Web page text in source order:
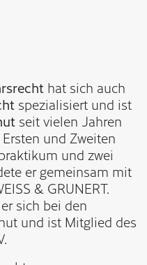
hat sich auch
spezialisiert und ist
seit vielen Jahren
und Zweiten
und zwei
er gemeinsam mit
& GRUNERT.
sich bei den
und ist Mitglied des